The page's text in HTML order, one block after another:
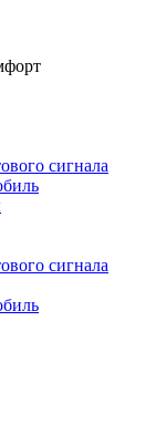
сигнала
сигнала